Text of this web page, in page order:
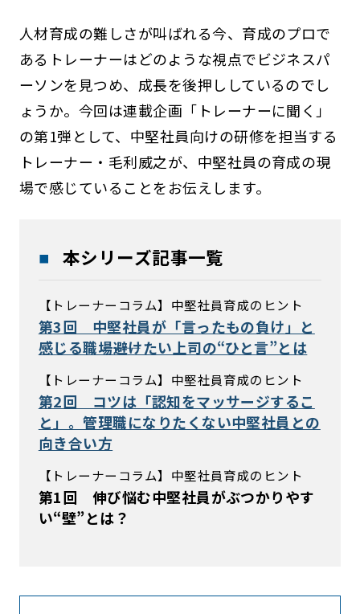
人材育成の難しさが叫ばれる今、育成のプロで
あるトレーナーはどのような視点でビジネスパ
ーソンを見つめ、成長を後押ししているのでし
ょうか。今回は連載企画「トレーナーに聞く」
の第1弾として、中堅社員向けの研修を担当する
トレーナー・毛利威之が、中堅社員の育成の現
場で感じていることをお伝えします。
本シリーズ記事一覧
【トレーナーコラム】中堅社員育成のヒント
第3回 中堅社員が「言ったもの負け」と
感じる職場――避けたい上司の“ひと言”とは
【トレーナーコラム】中堅社員育成のヒント
第2回 コツは「認知をマッサージするこ
と」。管理職になりたくない中堅社員との
向き合い方
【トレーナーコラム】中堅社員育成のヒント
第1回 伸び悩む中堅社員がぶつかりやす
い“壁”とは？